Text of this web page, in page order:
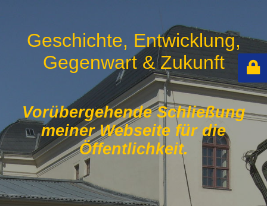
Geschichte, Entwicklung,
Gegenwart & Zukunft
Vorübergehende Schließung
meiner Webseite für die
Öffentlichkeit.